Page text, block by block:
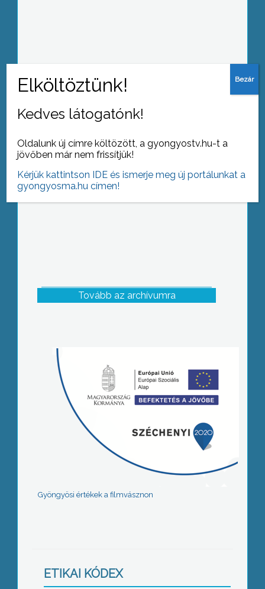
A Mátrai Munkaadók Egyesületének
kikapcsolódást, a közös szórakozást is
fontosnak tartják
Tovább az archívumra
Gyöngyösi értékek a filmvásznon
ETIKAI KÓDEX
Kedves látogatónk!
Oldalunk új címre költözött, a gyongyostv.hu-t a
jövőben már nem frissítjük!
Kérjük kattintson IDE és ismerje meg új portálunkat a
gyongyosma.hu címen!